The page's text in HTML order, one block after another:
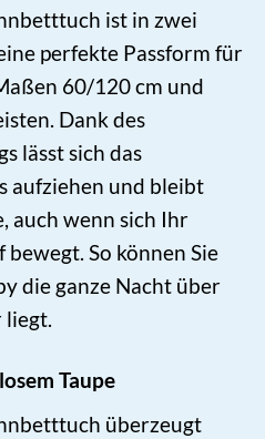
ist in zwei
perfekte Passform für
60/120 cm und
Dank des
lässt sich das
aufziehen und bleibt
auch wenn sich Ihr
So können Sie
die ganze Nacht über
liegt.
Taupe
überzeugt